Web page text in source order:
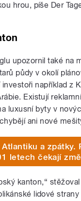
hrou, píše Der
upozornil také na
půdy v okolí
například z
Existují
luxusní byty v
ani nové
a zpátky.
letech čekají
kanton,“
lidové strany